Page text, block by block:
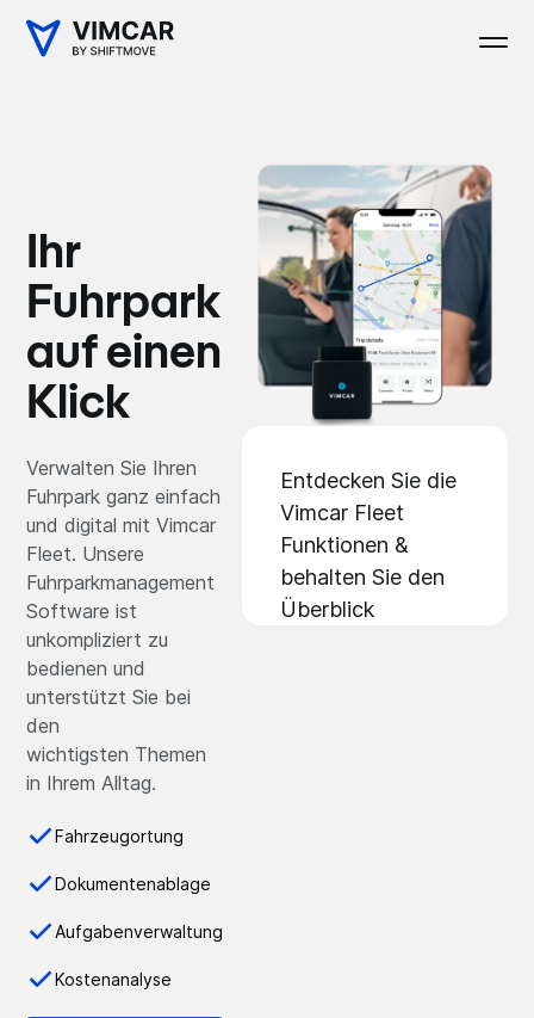
Ihr
Fuhrpark
auf einen
Klick
Verwalten Sie Ihren
Fuhrpark ganz einfach
und digital mit Vimcar
Fleet. Unsere
Fuhrparkmanagement
Software ist
unkompliziert zu
bedienen und
unterstützt Sie bei
den
wichtigsten Themen
in Ihrem Alltag.
Fahrzeugortung
Dokumentenablage
Aufgabenverwaltung
Kostenanalyse
Entdecken Sie die
Vimcar Fleet
Funktionen &
behalten Sie den
Überblick